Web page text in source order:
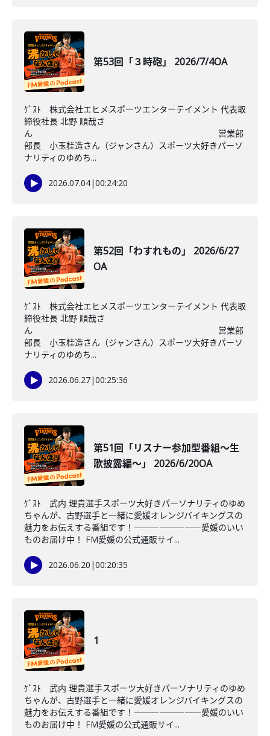
第53回「３時砲」 2026/7/4OA
ｹﾞｽﾄ 株式会社エヒメスポーツエンターテイメント 代表取
締役社長 北野 順哉さ
ん 営業部
部長 小玉桂造さん（ジャンさん）スポーツ大好きパーソ
ナリティのゆめち...
2026.07.04|00:24:20
第52回「わすれもの」 2026/6/27
OA
ｹﾞｽﾄ 株式会社エヒメスポーツエンターテイメント 代表取
締役社長 北野 順哉さ
ん 営業部
部長 小玉桂造さん（ジャンさん）スポーツ大好きパーソ
ナリティのゆめち...
2026.06.27|00:25:36
第51回「リスナー参加型番組～生
歌披露編～」 2026/6/20OA
ｹﾞｽﾄ 武内 理貴選手スポーツ大好きパーソナリティのゆめ
ちゃんが、古野選手と一緒に愛媛オレンジバイキングスの
魅力をお伝えする番組です！――――――――愛媛のいい
ものお届け中！ FM愛媛の公式通販サイ...
2026.06.20 |00:20:35
1
ｹﾞｽﾄ 武内 理貴選手スポーツ大好きパーソナリティのゆめ
ちゃんが、古野選手と一緒に愛媛オレンジバイキングスの
魅力をお伝えする番組です！――――――――愛媛のいい
ものお届け中！ FM愛媛の公式通販サイ...